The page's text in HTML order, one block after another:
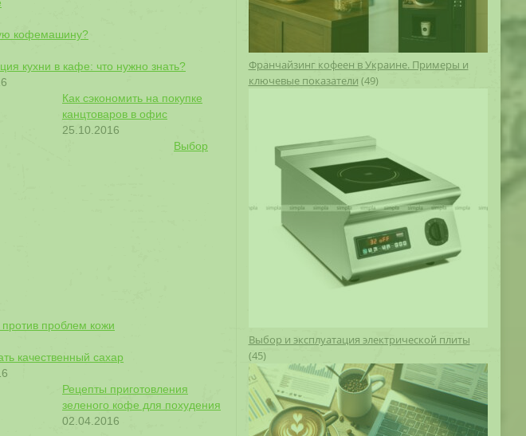
кофемашину?
кухни в кафе: что нужно знать?
Как сэкономить на покупке
канцтоваров в офис
25.10.2016
Выбор
проблем кожи
качественный сахар
Рецепты приготовления
зеленого кофе для похудения
02.04.2016
Франчайзинг кофеен в Украине. Примеры и
ключевые показатели (49)
Выбор и эксплуатация электрической плиты
(45)